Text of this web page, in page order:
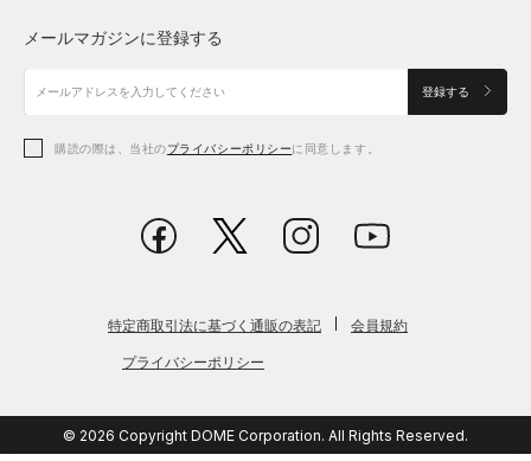
アクセサリー
アクセサリー
シューズ
アクセサリー
シューズ
メールマガジンに登録する
登録する
購読の際は、当社のプライバシーポリシーに同意します。
特定商取引法に基づく通販の表記 会員規約
プライバシーポリシー
© 2026 Copyright DOME Corporation. All Rights Reserved.